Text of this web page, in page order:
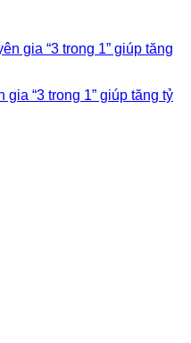
“3 trong 1” giúp tăng tỷ